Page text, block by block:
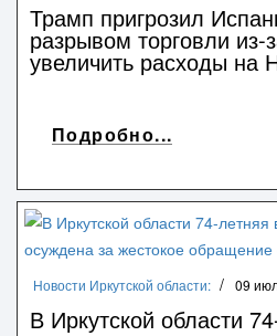
Трамп пригрозил
разрывом торговли
увеличить расходы на
Подробно...
Новости Иркутской области: 09
В Иркутской области